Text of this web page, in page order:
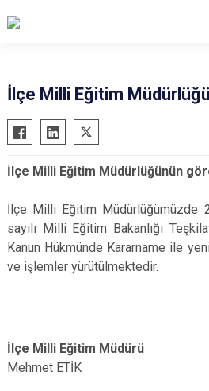
Ayvacık
Bayramiç
Biga
Bozcaada
Çan
Eceabat
İlçe Milli Eğitim Müdürlüğü
İlçe Milli Eğitim Müdürlüğünün
İlçe Milli Eğitim Müdürlüğümüzde
sayılı Milli Eğitim Bakanlığı
Kanun Hükmünde Kararname ile
ve işlemler yürütülmektedir.
İlçe Milli Eğitim Müdürü
Mehmet ETİK